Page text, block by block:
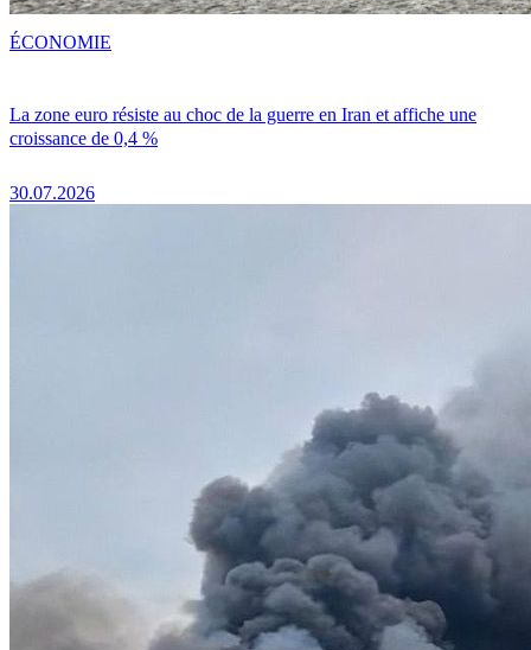
La zone euro résiste au choc de la guerre en Iran et affiche une
croissance de 0,4 %
30.07.2026
ÉCONOMIE